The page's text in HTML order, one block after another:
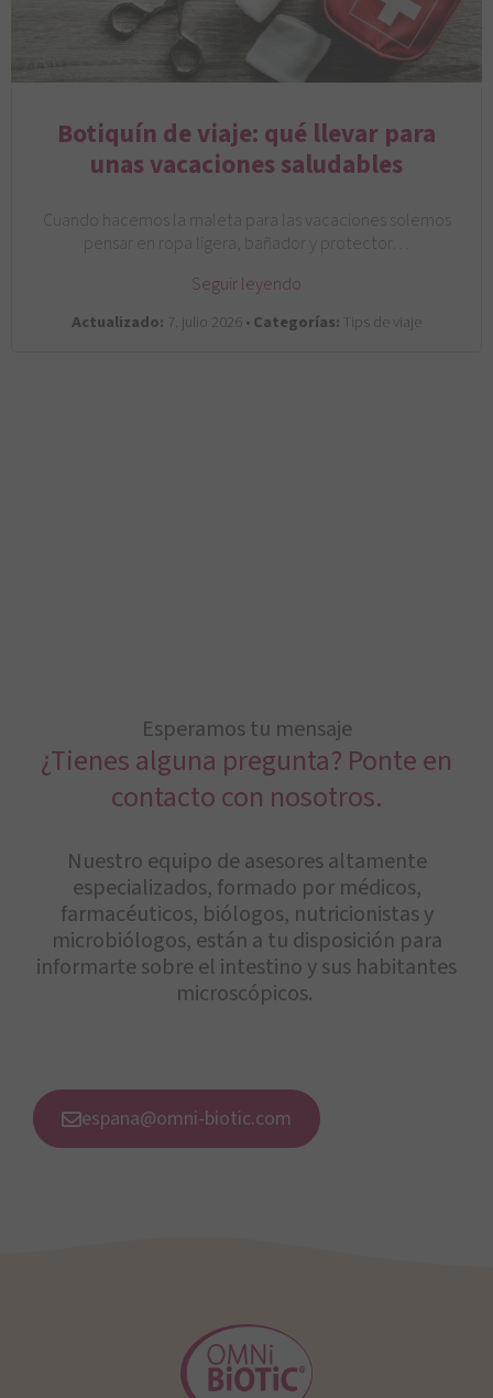
Botiquín de viaje: qué llevar para
unas vacaciones saludables
Cuando hacemos la maleta para las vacaciones solemos
pensar en ropa ligera, bañador y protector…
Seguir leyendo
Actualizado: 7. julio 2026 •Categorías: Tips de viaje
Esperamos tu mensaje
¿Tienes alguna pregunta? Ponte en
contacto con nosotros.
Nuestro equipo de asesores altamente
especializados, formado por médicos,
farmacéuticos, biólogos, nutricionistas y
microbiólogos, están a tu disposición para
informarte sobre el intestino y sus habitantes
microscópicos.
espana@omni-biotic.com